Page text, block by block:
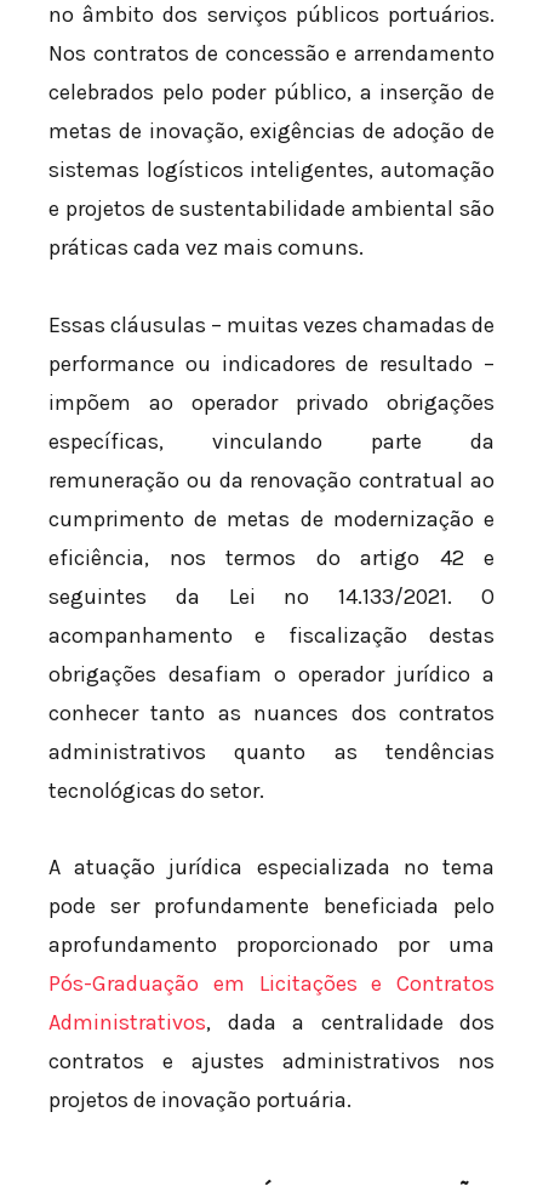
no âmbito dos serviços públicos portuários.
Nos contratos de concessão e arrendamento
celebrados pelo poder público, a inserção de
metas de inovação, exigências de adoção de
sistemas logísticos inteligentes, automação
e projetos de sustentabilidade ambiental são
práticas cada vez mais comuns.
Essas cláusulas – muitas vezes chamadas de
performance ou indicadores de resultado –
impõem ao operador privado obrigações
específicas, vinculando parte da
remuneração ou da renovação contratual ao
cumprimento de metas de modernização e
eficiência, nos termos do artigo 42 e
seguintes da Lei nº 14.133/2021. O
acompanhamento e fiscalização destas
obrigações desafiam o operador jurídico a
conhecer tanto as nuances dos contratos
administrativos quanto as tendências
tecnológicas do setor.
A atuação jurídica especializada no tema
pode ser profundamente beneficiada pelo
aprofundamento proporcionado por uma
Pós-Graduação em Licitações e Contratos
Administrativos, dada a centralidade dos
contratos e ajustes administrativos nos
projetos de inovação portuária.